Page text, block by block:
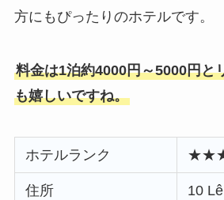
方にもぴったりのホテルです。
料金は1泊約4000円～5000円と
も嬉しいですね。
ホテルランク
住所
10